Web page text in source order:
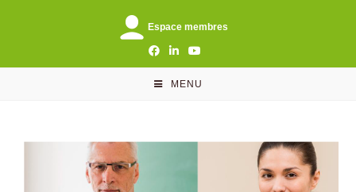
Espace membres
MENU